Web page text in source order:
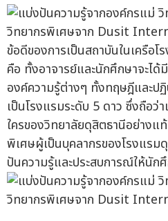
ข้อดีของการเป็นสถาบันในเครือ
คือ ทั้งอาจารย์และนักศึกษาจะได้
องค์ความรู้ต่างๆ ทั้งทฤษฎีและป
เป็นโรงแรมระดับ 5 ดาว ซึ่งถือว่
ใครของวิทยาลัยดุสิตธานีอย่าง
พิเศษผู้เป็นบุคลากรของโรงแรม
ปันความรู้และประสบการณ์ให้นัก